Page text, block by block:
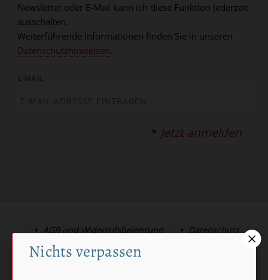
Newsletter oder E-Mail kann ich diese Funktion jederzeit
ausschalten.
Weiterführende Informationen finden Sie in unseren
Datenschutzhinweisen.
E-MAIL
Jetzt anmelden
AGB und Widerrufsbelehrung Datenschutz
Barrierefreiheit
Nichts verpassen